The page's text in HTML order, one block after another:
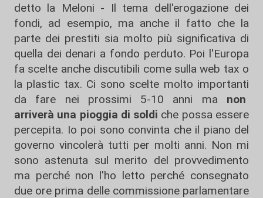
detto la Meloni - Il tema dell'erogazione dei
fondi, ad esempio, ma anche il fatto che la
parte dei prestiti sia molto più significativa di
quella dei denari a fondo perduto. Poi l'Europa
fa scelte anche discutibili come sulla web tax o
la plastic tax. Ci sono scelte molto importanti
da fare nei prossimi 5-10 anni ma non
arriverà una pioggia di soldi che possa essere
percepita. Io poi sono convinta che il piano del
governo vincolerà tutti per molti anni. Non mi
sono astenuta sul merito del provvedimento
ma perché non l'ho letto perché consegnato
due ore prima delle commissione parlamentare